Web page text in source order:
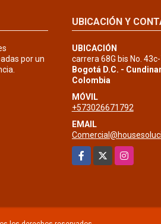
por un
UBICACIÓN Y
UBICACIÓN
carrera 68G bis No.
Bogotá D.C. -
Colombia
MÓVIL
+573026671792
EMAIL
Facebook
Instagram